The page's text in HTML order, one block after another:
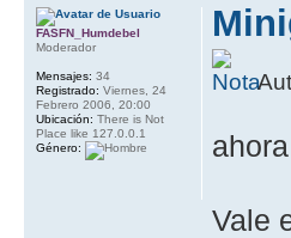
Vale
FASFN_Humdebel
Moderador
Mensajes: 34
Registrado: Viernes, 24
Febrero 2006, 20:00
Ubicación: There is Not
Place like 127.0.0.1
Género: